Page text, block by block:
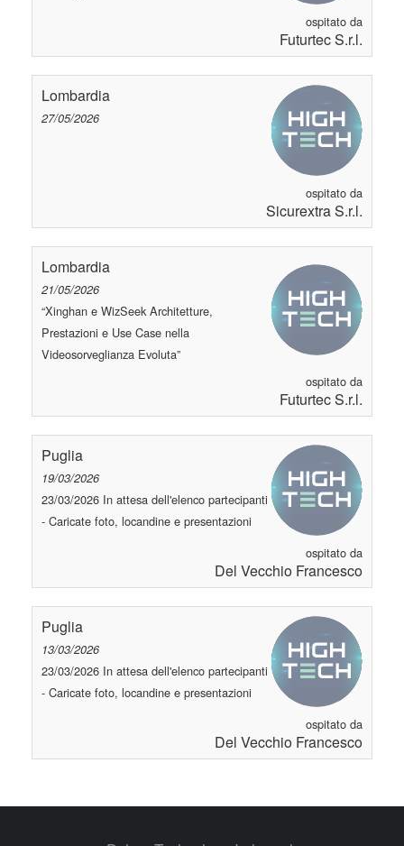
ospitato da
Futurtec S.r.l.
Lombardia
27/05/2026
ospitato da
Sicurextra S.r.l.
Lombardia
21/05/2026
“Xinghan e WizSeek Architetture,
Prestazioni e Use Case nella
Videosorveglianza Evoluta”
ospitato da
Futurtec S.r.l.
Puglia
19/03/2026
23/03/2026 In attesa dell'elenco partecipanti
- Caricate foto, locandine e presentazioni
ospitato da
Del Vecchio Francesco
Puglia
13/03/2026
23/03/2026 In attesa dell'elenco partecipanti
- Caricate foto, locandine e presentazioni
ospitato da
Del Vecchio Francesco